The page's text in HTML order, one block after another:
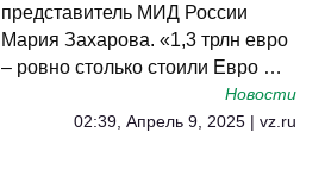
представитель МИД России
Мария Захарова. «1,3 трлн евро
– ровно столько стоили Евро …
Новости
02:39, Апрель 9, 2025 | vz.ru